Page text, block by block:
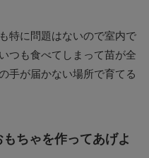
特に問題はないので室内で
つも食べてしまって苗が全
手が届かない場所で育てる
ちゃを作ってあげよ